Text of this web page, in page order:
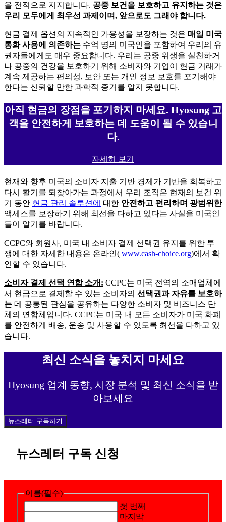
을 전적으로 지지합니다. 공중 보건을 보호하고 유지하는 것은
우리 모두에게 최우선 과제이며, 앞으로도 그래야 합니다.
현금 결제 옵션의 지속적인 가용성을 보장하는 것은 매일 미국
통화 사용에 의존하는 수억 명의 미국인을 포함하여 우리의 유
권자들에게도 매우 중요합니다. 우리는 공중 위생을 실천하거
나 공중의 건강을 보호하기 위해 소비자와 기업이 현금 거래가
계속 제공하는 편의성, 보안 또는 개인 정보 보호를 포기해야
한다는 신뢰할 만한 과학적 증거를 알지 못합니다.
아직 현금의 장점을 포기하지 마세요. Hyosung 고
객을 안전하게 보호하는 데 도움이 될 수 있습니
다.
자세히 보기
현재와 향후 미국의 소비자 지출 기반 경제가 기반을 회복하고
다시 활기를 되찾아가는 과정에서 우리 조직은 현재의 보건 위
기 동안 현금 관리 솔루션에 대한 안전하고 편리하며 광범위한
액세스를 보장하기 위해 최선을 다하고 있다는 사실을 미국인
들이 알기를 바랍니다.
CCPC와 회원사, 미국 내 소비자 결제 선택권 유지를 위한 투
쟁에 대한 자세한 내용은 온라인( www.cash-choice.org)에서 확
인할 수 있습니다.
소비자 결제 선택 연합 소개: CCPC는 미국 전역의 소매업체에
서 현금으로 결제할 수 있는 소비자의 선택권과 자유를 보호하
는 데 공통된 관심을 공유하는 다양한 소비자 및 비즈니스 단
체의 연합체입니다. CCPC는 미국 내 모든 소비자가 미국 화폐
를 안전하게 배송, 운송 및 사용할 수 있도록 최선을 다하고 있
습니다.
최신 소식을 놓치지 마세요
Hyosung 업계 동향, 시장 분석 및 최신 소식을 받
아보세요
뉴스레터 구독하기
뉴스레터 구독 신청
이름(필수)
첫 번째
마지막